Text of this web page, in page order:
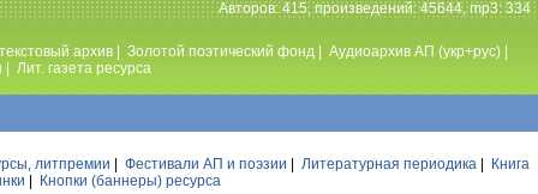
Авторов: 415, произведений: 45644, mp3: 334
архив Золотой поэтический фонд Аудиоархив АП (укр+рус)
Лит. газета ресурса
литпремии Фестивали АП и поэзии Литературная периодика
Книга
Кнопки (баннеры) ресурса